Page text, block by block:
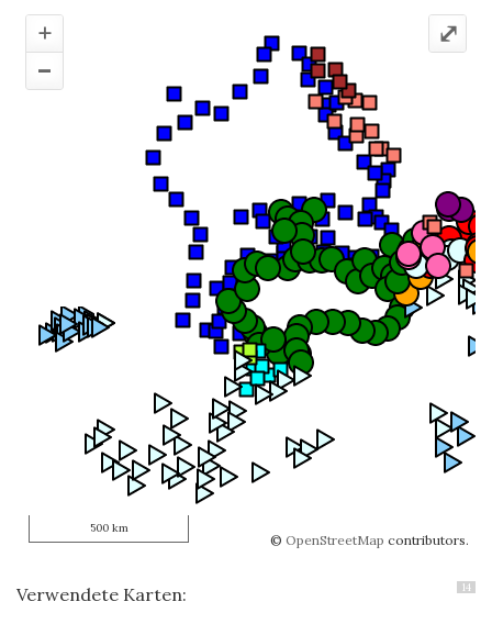
+
–
© OpenStreetMap contributors.
⤢
500 km
14
Verwendete Karten: